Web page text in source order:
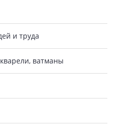
и труда
ватманы